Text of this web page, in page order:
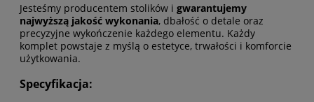
Jesteśmy producentem stolików i gwarantujemy
najwyższą jakość wykonania, dbałość o detale oraz
precyzyjne wykończenie każdego elementu. Każdy
komplet powstaje z myślą o estetyce, trwałości i komforcie
użytkowania.
Specyfikacja: